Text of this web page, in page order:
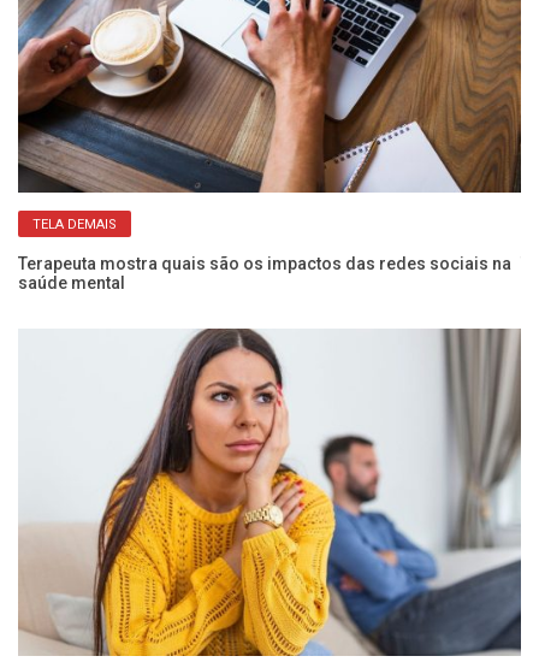
TELA DEMAIS
Terapeuta mostra quais são os impactos das redes sociais na
saúde mental